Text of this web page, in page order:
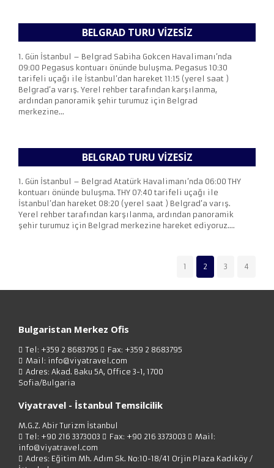
BELGRAD TURU VIZESIZ
1. Gün İstanbul – Belgrad Sabiha Gokcen Havalimanı’nda
09:00 Pegasus kontuarı önünde buluşma. Pegasus 10:30
tarifeli uçağı ile İstanbul’dan hareket 11:15 (yerel saat )
Belgrad’a varış. Yerel rehber tarafından karşılanma,
ardından panoramik şehir turumuz için Belgrad
merkezine...
BELGRAD TURU VIZESIZ
1. Gün İstanbul – Belgrad Atatürk Havalimanı’nda 06:00 THY
kontuarı önünde buluşma. THY 07:40 tarifeli uçağı ile
İstanbul’dan hareket 08:20 (yerel saat ) Belgrad’a varış.
Yerel rehber tarafından karşılanma, ardından panoramik
şehir turumuz için Belgrad merkezine hareket ediyoruz....
1 2 3 4
Bulgaristan Merkez Ofis
Tel: +359 2 8683795
Fax: +359 2 8683795
Mail: info@viyatravel.com
Adres: Akad. Baku 5A, Office 3-1, 1700
Sofia/Bulgaria
Viyatravel - İstanbul Temsilcilik
M.G.Z. Abir Turizm İstanbul
Tel: +90 216 3373003
Fax: +90 216 3373003
Mail:
info@viyatravel.com
Adres: Eğitim Mh. Adım Sk. No:10-18/41 Orjin Plaza Kadıköy /